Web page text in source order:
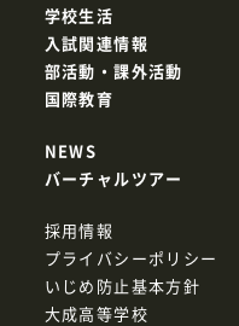
学校生活
入試関連情報
部活動・課外活動
国際教育
採用情報
プライバシーポリシー
いじめ防止基本方針
大成高等学校
NEWS
バーチャルツアー